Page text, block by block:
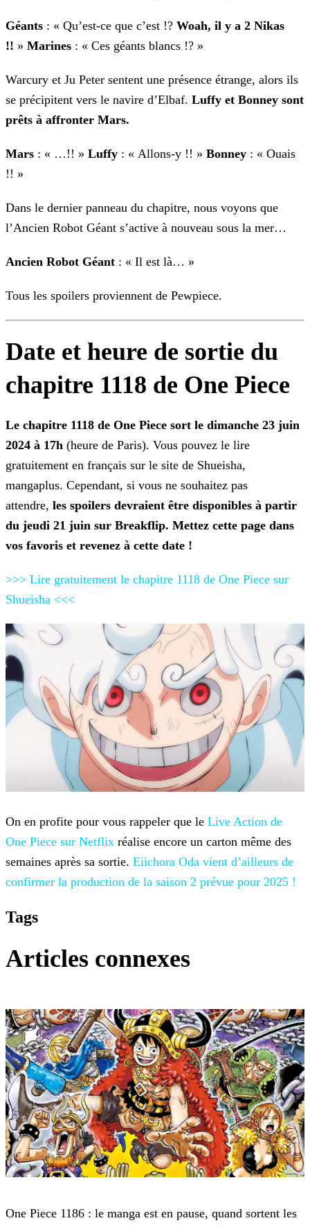
Géants : « Qu’est-ce que c’est !? Woah, il y a 2 Nikas
!! » Marines : « Ces géants blancs !? »
Warcury et Ju Peter sentent une présence étrange, alors ils
se précipitent vers le navire d’Elbaf. Luffy et Bonney sont
prêts à affronter Mars.
Mars : « …!! » Luffy : « Allons-y !! » Bonney : « Ouais
!! »
Dans le dernier panneau du chapitre, nous voyons que
l’Ancien Robot Géant s’active à nouveau sous la mer…
Ancien Robot Géant : « Il est là… »
Tous les spoilers proviennent de Pewpiece.
Date et heure de sortie du
chapitre 1118 de One Piece
Le chapitre 1118 de One Piece sort le dimanche 23 juin
2024 à 17h (heure de Paris). Vous pouvez le lire
gratuitement en français sur le site de Shueisha,
mangaplus. Cependant, si vous ne souhaitez pas
attendre, les spoilers devraient être disponibles à partir
du jeudi 21 juin sur Breakflip. Mettez cette page dans
vos favoris et revenez à cette date !
>>> Lire gratuitement le chapitre 1118 de One Piece sur
Shueisha <<<
On en profite pour vous rappeler que le Live Action de
One Piece sur Netflix réalise encore un carton même des
semaines après sa sortie. Eiichora Oda vient d’ailleurs de
confirmer la production de la saison 2 prévue pour 2025 !
Tags
Articles connexes
One Piece 1186 : le manga est en pause, quand sortent les